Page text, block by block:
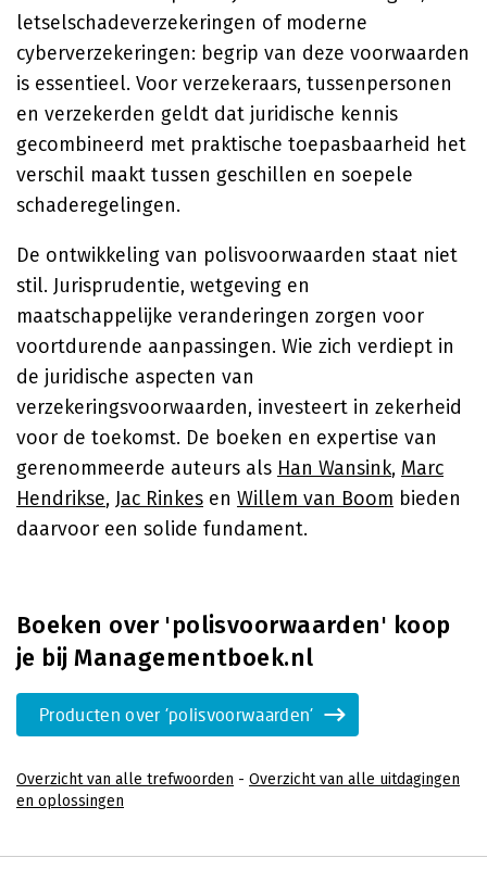
letselschadeverzekeringen of moderne
cyberverzekeringen: begrip van deze voorwaarden
is essentieel. Voor verzekeraars, tussenpersonen
en verzekerden geldt dat juridische kennis
gecombineerd met praktische toepasbaarheid het
verschil maakt tussen geschillen en soepele
schaderegelingen.
De ontwikkeling van polisvoorwaarden staat niet
stil. Jurisprudentie, wetgeving en
maatschappelijke veranderingen zorgen voor
voortdurende aanpassingen. Wie zich verdiept in
de juridische aspecten van
verzekeringsvoorwaarden, investeert in zekerheid
voor de toekomst. De boeken en expertise van
gerenommeerde auteurs als Han Wansink, Marc
Hendrikse, Jac Rinkes en Willem van Boom bieden
daarvoor een solide fundament.
Boeken over 'polisvoorwaarden' koop
je bij Managementboek.nl
Producten over 'polisvoorwaarden'
Overzicht van alle trefwoorden - Overzicht van alle uitdagingen
en oplossingen